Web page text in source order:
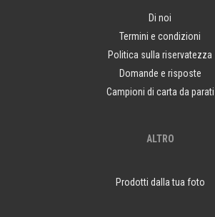
Di noi
Termini e condizioni
Politica sulla riservatezza
Domande e risposte
Campioni di carta da parati
ALTRO
Prodotti dalla tua foto